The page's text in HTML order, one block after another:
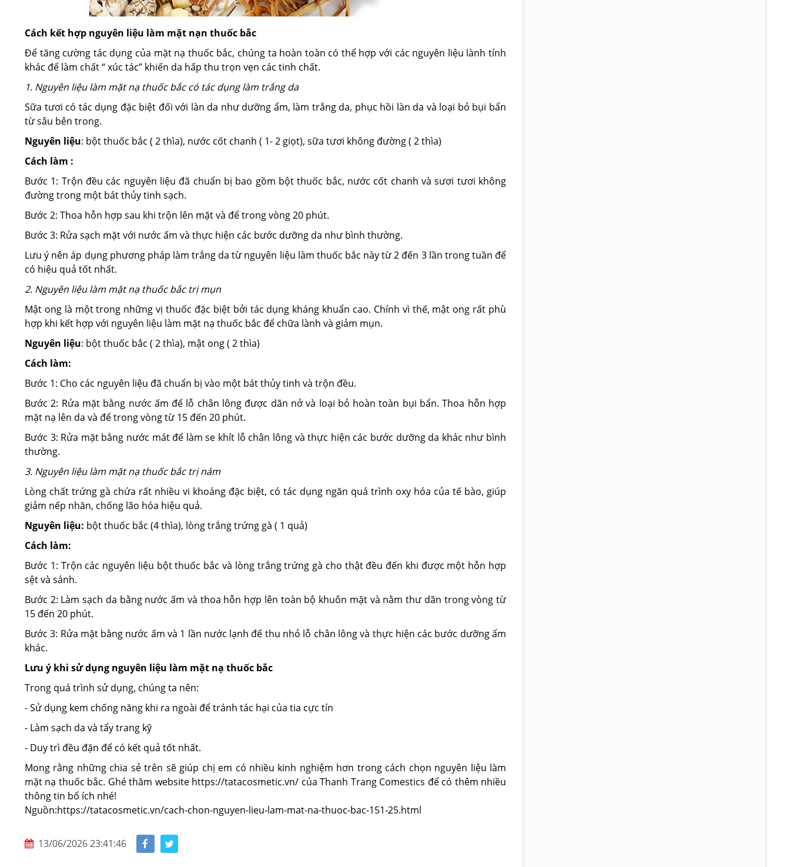
Cách kết hợp nguyên liệu làm mặt nạn thuốc bắc
Để tăng cường tác dụng của mặt nạ thuốc bắc, chúng ta hoàn toàn có thể hợp với các nguyên liệu lành tính
khác để làm chất “ xúc tác” khiến da hấp thu trọn vẹn các tinh chất.
1. Nguyên liệu làm mặt nạ thuốc bắc có tác dụng làm trắng da
Sữa tươi có tác dụng đặc biệt đối với làn da như dưỡng ẩm, làm trắng da, phục hồi làn da và loại bỏ bụi bẩn
từ sâu bên trong.
Nguyên liệu: bột thuốc bắc ( 2 thìa), nước cốt chanh ( 1- 2 giọt), sữa tươi không đường ( 2 thìa)
Cách làm :
Bước 1: Trộn đều các nguyên liệu đã chuẩn bị bao gồm bột thuốc bắc, nước cốt chanh và sươi tươi không
đường trong một bát thủy tinh sạch.
Bước 2: Thoa hỗn hợp sau khi trộn lên mặt và để trong vòng 20 phút.
Bước 3: Rửa sạch mặt với nước ấm và thực hiện các bước dưỡng da như bình thường.
Lưu ý nên áp dụng phương pháp làm trắng da từ nguyên liệu làm thuốc bắc này từ 2 đến 3 lần trong tuần để
có hiệu quả tốt nhất.
2. Nguyên liệu làm mặt nạ thuốc bắc trị mụn
Mật ong là một trong những vị thuốc đặc biệt bởi tác dụng kháng khuẩn cao. Chính vì thế, mật ong rất phù
hợp khi kết hợp với nguyên liệu làm mặt nạ thuốc bắc để chữa lành và giảm mụn.
Nguyên liệu: bột thuốc bắc ( 2 thìa), mật ong ( 2 thìa)
Cách làm:
Bước 1: Cho các nguyên liệu đã chuẩn bị vào một bát thủy tinh và trộn đều.
Bước 2: Rửa mặt bằng nước ấm để lỗ chân lông được dãn nở và loại bỏ hoàn toàn bụi bẩn. Thoa hỗn hợp
mặt nạ lên da và để trong vòng từ 15 đến 20 phút.
Bước 3: Rửa mặt bằng nước mát để làm se khít lỗ chân lông và thực hiện các bước dưỡng da khác như bình
thường.
3. Nguyên liệu làm mặt nạ thuốc bắc trị nám
Lòng chất trứng gà chứa rất nhiều vi khoáng đặc biệt, có tác dụng ngăn quá trình oxy hóa của tế bào, giúp
giảm nếp nhăn, chống lão hóa hiệu quả.
Nguyên liệu: bột thuốc bắc (4 thìa), lòng trắng trứng gà ( 1 quả)
Cách làm:
Bước 1: Trộn các nguyên liệu bột thuốc bắc và lòng trắng trứng gà cho thật đều đến khi được một hỗn hợp
sệt và sánh.
Bước 2: Làm sạch da bằng nước ấm và thoa hỗn hợp lên toàn bộ khuôn mặt và nằm thư dãn trong vòng từ
15 đến 20 phút.
Bước 3: Rửa mặt bằng nước ấm và 1 lần nước lạnh để thu nhỏ lỗ chân lông và thực hiện các bước dưỡng ẩm
khác.
Lưu ý khi sử dụng nguyên liệu làm mặt nạ thuốc bắc
Trong quá trình sử dụng, chúng ta nên:
- Sử dụng kem chống năng khi ra ngoài để tránh tác hại của tia cực tín
- Làm sạch da và tẩy trang kỹ
- Duy trì đều đặn để có kết quả tốt nhất.
Mong rằng những chia sẻ trên sẽ giúp chị em có nhiều kinh nghiệm hơn trong cách chọn nguyên liệu làm
mặt nạ thuốc bắc. Ghé thăm website https://tatacosmetic.vn/ của Thanh Trang Comestics để có thêm nhiều
thông tin bổ ích nhé!
Nguồn:https://tatacosmetic.vn/cach-chon-nguyen-lieu-lam-mat-na-thuoc-bac-151-25.html
13/06/2026 23:41:46